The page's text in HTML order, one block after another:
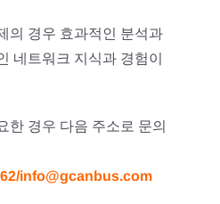
의 경우 효과적인 분석과
네트워크 지식과 경험이
한 경우 다음 주소로 문의
info@gcanbus.com